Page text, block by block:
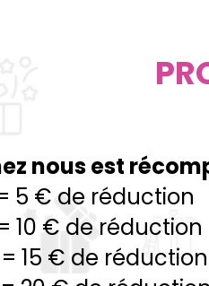
nous est
5 € de réduction
10 € de réduction
15 € de réduction